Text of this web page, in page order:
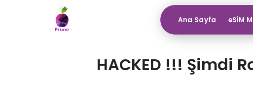
Ana Sayfa eSİM
HACKED !!! Şimdi